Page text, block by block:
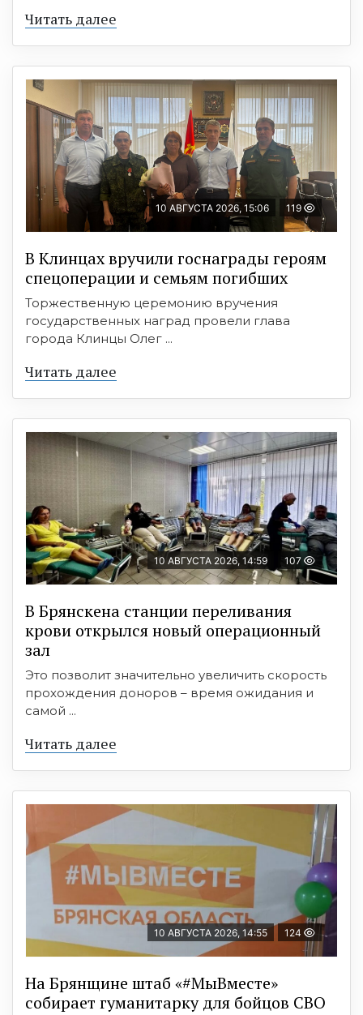
Читать далее
10 АВГУСТА 2026, 15:06 119
В Клинцах вручили госнаграды героям
спецоперации и семьям погибших
Торжественную церемонию вручения
государственных наград провели глава
города Клинцы Олег ...
Читать далее
10 АВГУСТА 2026, 14:59 107
В Брянскена станции переливания
крови открылся новый операционный
зал
Это позволит значительно увеличить скорость
прохождения доноров – время ожидания и
самой ...
Читать далее
10 АВГУСТА 2026, 14:55 124
На Брянщине штаб «#МыВместе»
собирает гуманитарку для бойцов СВО